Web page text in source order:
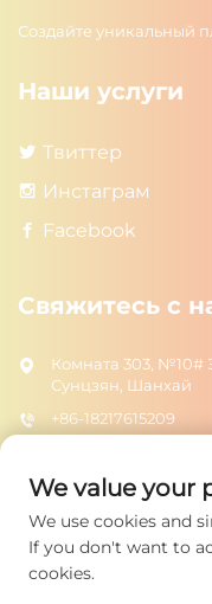
Создайте уникальный
Наши услуги
Твиттер
Инстаграм
Facebook
Свяжитесь с
Комната 303, №10#
Сунцзян, Шанхай
+86-18217615209
We value your
We use cookies and
If you don't want to
cookies.